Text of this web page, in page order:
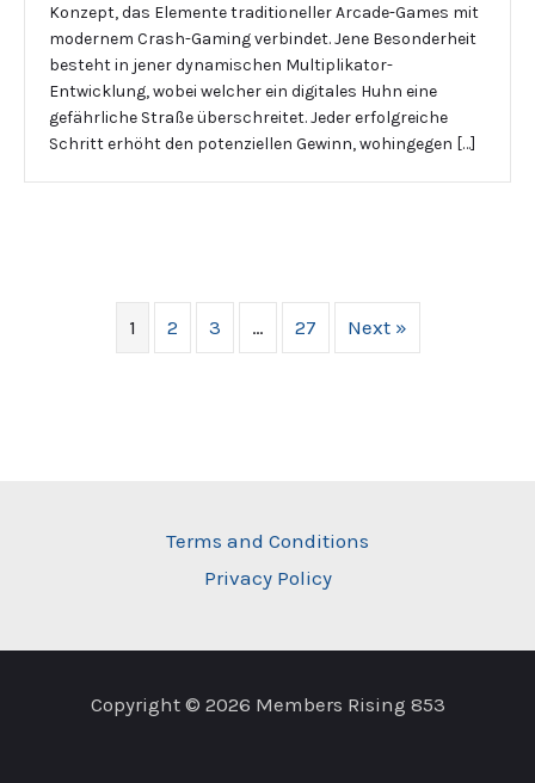
Konzept, das Elemente traditioneller Arcade-Games mit
modernem Crash-Gaming verbindet. Jene Besonderheit
besteht in jener dynamischen Multiplikator-
Entwicklung, wobei welcher ein digitales Huhn eine
gefährliche Straße überschreitet. Jeder erfolgreiche
Schritt erhöht den potenziellen Gewinn, wohingegen […]
1 2 3 … 27 Next »
Terms and Conditions
Privacy Policy
Copyright © 2026 Members Rising 853